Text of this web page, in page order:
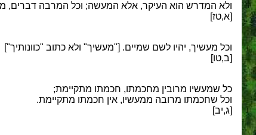
ולא המדרש הוא העיקר, אלא המעשה; וכל המרבה דברים,
[א,טז]
וכל מעשיך, יהיו לשם שמיים. ["מעשיך" ולא כתוב "כוונותיך"]
[ב,טו]
כל שמעשיו מרובין מחכמתו, חכמתו מתקיימת;
וכל שחכמתו מרובה ממעשיו, אין חכמתו מתקיימת.
[ג,יב]